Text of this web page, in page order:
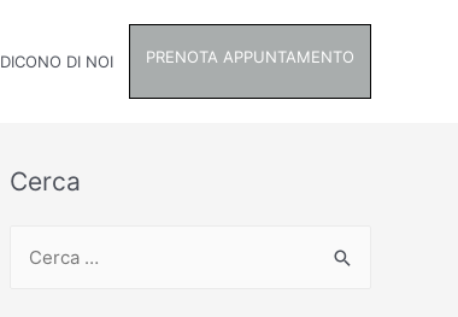
DICONO DI NOI PRENOTA APPUNTAMENTO
Cerca